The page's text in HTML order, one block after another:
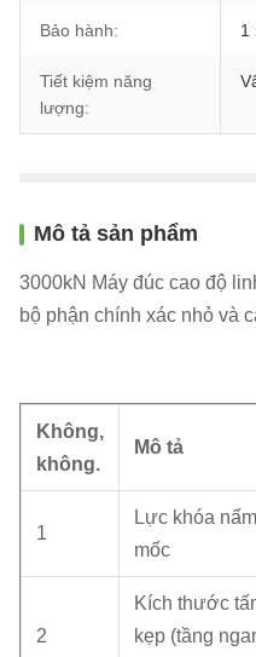
Bảo hành: 1
Tiết kiệm năng
lượng:
Mô tả sản phẩm
3000kN Máy đúc cao độ
bộ phận chính xác nhỏ và
Không,
không.
Mô tả
1
Lực khóa nấm
mốc
2
Kích thước
kẹp (tầng